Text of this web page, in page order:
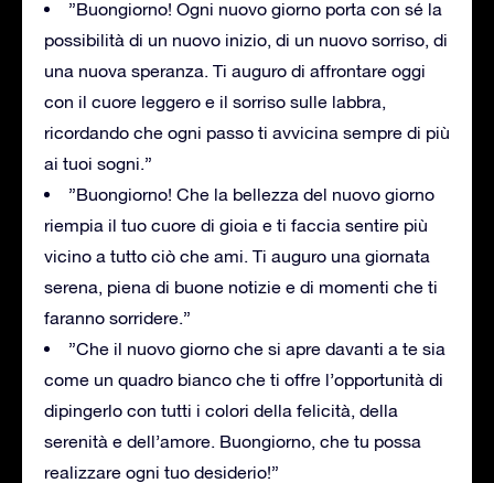
”Buongiorno! Ogni nuovo giorno porta con sé la
possibilità di un nuovo inizio, di un nuovo sorriso, di
una nuova speranza. Ti auguro di affrontare oggi
con il cuore leggero e il sorriso sulle labbra,
ricordando che ogni passo ti avvicina sempre di più
ai tuoi sogni.”
”Buongiorno! Che la bellezza del nuovo giorno
riempia il tuo cuore di gioia e ti faccia sentire più
vicino a tutto ciò che ami. Ti auguro una giornata
serena, piena di buone notizie e di momenti che ti
faranno sorridere.”
”Che il nuovo giorno che si apre davanti a te sia
come un quadro bianco che ti offre l’opportunità di
dipingerlo con tutti i colori della felicità, della
serenità e dell’amore. Buongiorno, che tu possa
realizzare ogni tuo desiderio!”